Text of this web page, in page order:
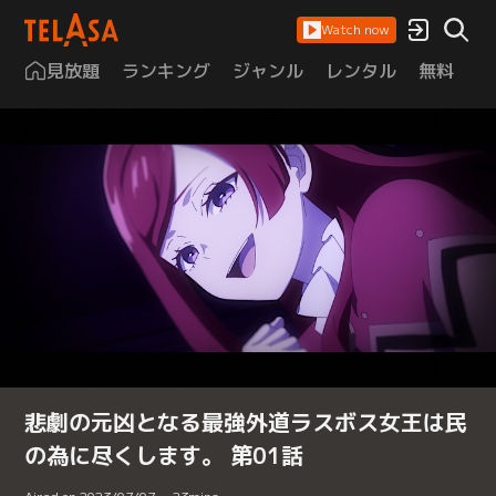
Watch now
見放題 ランキング ジャンル レンタル 無料
悲劇の元凶となる最強外道ラスボス女王は民
の為に尽くします。 第01話